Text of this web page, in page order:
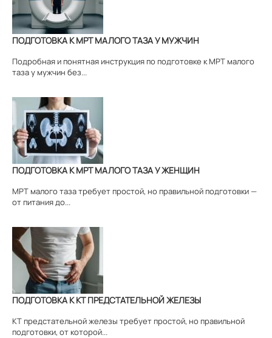
ПОДГОТОВКА К МРТ МАЛОГО ТАЗА У МУЖЧИН
Подробная и понятная инструкция по подготовке к МРТ малого
таза у мужчин без...
ПОДГОТОВКА К МРТ МАЛОГО ТАЗА У ЖЕНЩИН
МРТ малого таза требует простой, но правильной подготовки —
от питания до...
ПОДГОТОВКА К КТ ПРЕДСТАТЕЛЬНОЙ ЖЕЛЕЗЫ
КТ предстательной железы требует простой, но правильной
подготовки, от которой...